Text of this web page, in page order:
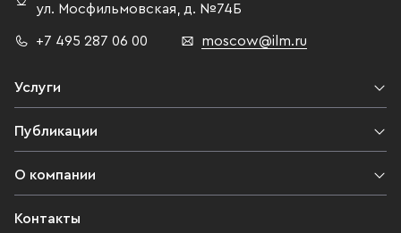
ул. Мосфильмовская,
д. №74Б
+7 495 287 06 00 moscow@ilm.ru
Услуги
Публикации
О компании
Контакты